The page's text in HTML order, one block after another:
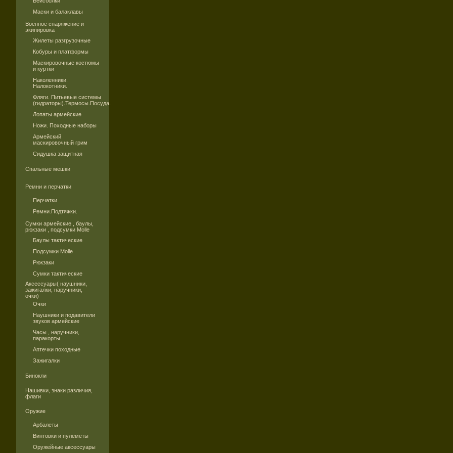
Маски и балаклавы
Военное снаряжение и
экипировка
Жилеты разгрузочные
Кобуры и платформы
Маскировочные костюмы
и куртки
Наколенники.
Налокотники.
Фляги. Питьевые системы
(гидраторы).Термосы.Посуда.
Лопаты армейские
Ножи. Походные наборы
Армейский
маскировочный грим
Сидушка защитная
Спальные мешки
Ремни и перчатки
Перчатки
Ремни.Подтяжки.
Сумки армейские , баулы,
рюкзаки , подсумки Molle
Баулы тактические
Подсумки Molle
Рюкзаки
Сумки тактические
Аксессуары( наушники,
зажигалки, наручники,
очки)
Очки
Наушники и подавители
звуков армейские
Часы , наручники,
паракорты
Аптечки походные
Зажигалки
Бинокли
Нашивки, знаки различия,
флаги
Оружие
Арбалеты
Винтовки и пулеметы
Оружейные аксессуары